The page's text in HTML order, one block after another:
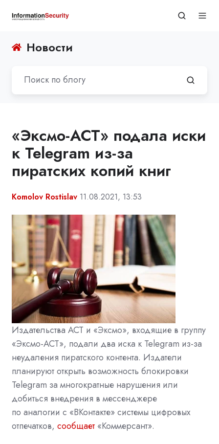
Новости
«Эксмо-АСТ» подала иски
к Telegram из-за
пиратских копий книг
Komolov Rostislav 11.08.2021, 13:53
Издательства АСТ и «Эксмо», входящие в группу
«Эксмо-АСТ», подали два иска к Telegram из-за
неудаления пиратского контента. Издатели
планируют открыть возможность блокировки
Telegram за многократные нарушения или
добиться внедрения в мессенджере
по аналогии с «ВКонтакте» системы цифровых
отпечатков, сообщает «Коммерсант».